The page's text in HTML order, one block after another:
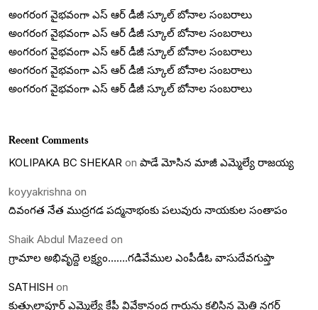
అంగరంగ వైభవంగా ఎస్ ఆర్ డీజీ స్కూల్ బోనాల సంబరాలు
అంగరంగ వైభవంగా ఎస్ ఆర్ డీజీ స్కూల్ బోనాల సంబరాలు
అంగరంగ వైభవంగా ఎస్ ఆర్ డీజీ స్కూల్ బోనాల సంబరాలు
అంగరంగ వైభవంగా ఎస్ ఆర్ డీజీ స్కూల్ బోనాల సంబరాలు
అంగరంగ వైభవంగా ఎస్ ఆర్ డీజీ స్కూల్ బోనాల సంబరాలు
Recent Comments
KOLIPAKA BC SHEKAR on పాడే మోసిన మాజీ ఎమ్మెల్యే రాజయ్య
koyyakrishna on
దివంగత నేత ముద్రగడ పద్మనాభంకు పలువురు నాయకుల సంతాపం
Shaik Abdul Mazeed on
గ్రామాల అభివృద్దె లక్ష్యం…….గడివేముల ఎంపీడీఓ వాసుదేవగుప్తా
SATHISH on
కుత్బుల్లాపూర్ ఎమ్మెల్యే కేపీ వివేకానంద గారును కలిసిన మైత్రి నగర్